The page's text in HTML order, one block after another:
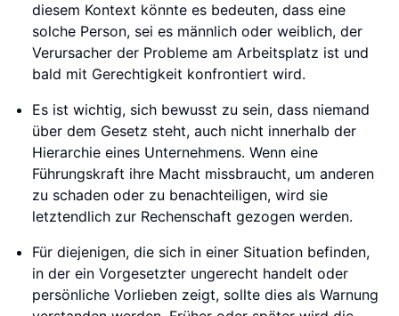
diesem Kontext könnte es bedeuten, dass eine
solche Person, sei es männlich oder weiblich, der
Verursacher der Probleme am Arbeitsplatz ist und
bald mit Gerechtigkeit konfrontiert wird.
Es ist wichtig, sich bewusst zu sein, dass niemand
über dem Gesetz steht, auch nicht innerhalb der
Hierarchie eines Unternehmens. Wenn eine
Führungskraft ihre Macht missbraucht, um anderen
zu schaden oder zu benachteiligen, wird sie
letztendlich zur Rechenschaft gezogen werden.
Für diejenigen, die sich in einer Situation befinden,
in der ein Vorgesetzter ungerecht handelt oder
persönliche Vorlieben zeigt, sollte dies als Warnung